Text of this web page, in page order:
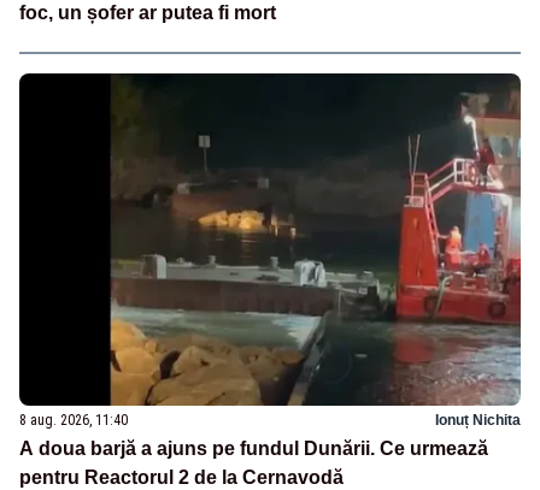
foc, un șofer ar putea fi mort
8 aug. 2026, 11:40 Ionuț Nichita
A doua barjă a ajuns pe fundul Dunării. Ce urmează
pentru Reactorul 2 de la Cernavodă